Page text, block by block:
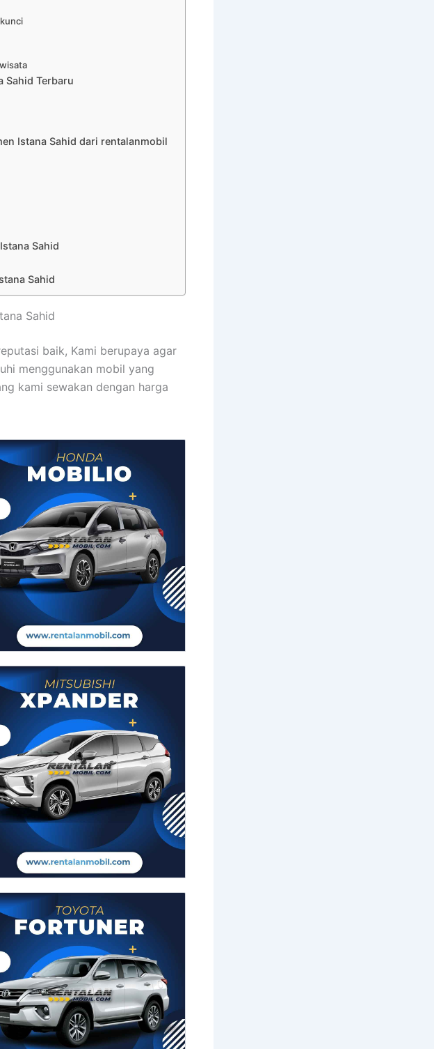
Sahid Terbaru
Istana Sahid dari rentalanmobil
Sahid
Sahid
Sahid
baik, Kami berupaya agar
menggunakan mobil yang
kami sewakan dengan harga